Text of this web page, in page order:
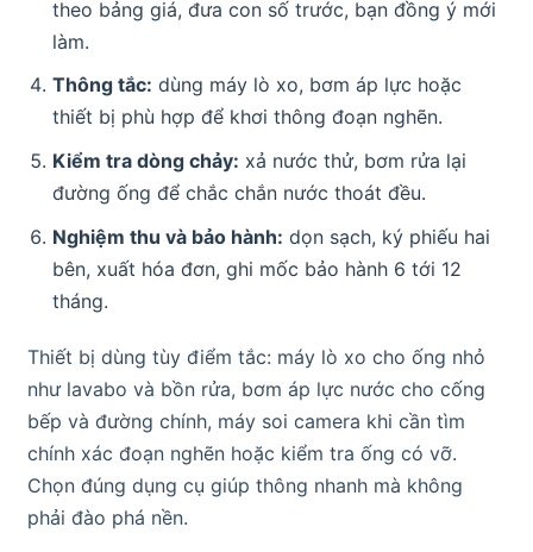
theo bảng giá, đưa con số trước, bạn đồng ý mới
làm.
Thông tắc: dùng máy lò xo, bơm áp lực hoặc
thiết bị phù hợp để khơi thông đoạn nghẽn.
Kiểm tra dòng chảy: xả nước thử, bơm rửa lại
đường ống để chắc chắn nước thoát đều.
Nghiệm thu và bảo hành: dọn sạch, ký phiếu hai
bên, xuất hóa đơn, ghi mốc bảo hành 6 tới 12
tháng.
Thiết bị dùng tùy điểm tắc: máy lò xo cho ống nhỏ
như lavabo và bồn rửa, bơm áp lực nước cho cống
bếp và đường chính, máy soi camera khi cần tìm
chính xác đoạn nghẽn hoặc kiểm tra ống có vỡ.
Chọn đúng dụng cụ giúp thông nhanh mà không
phải đào phá nền.